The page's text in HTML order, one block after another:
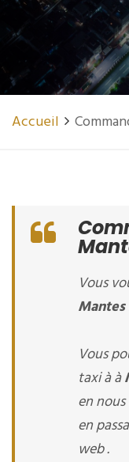
Accueil
Vous
Vous
taxi à à
en
en
web .